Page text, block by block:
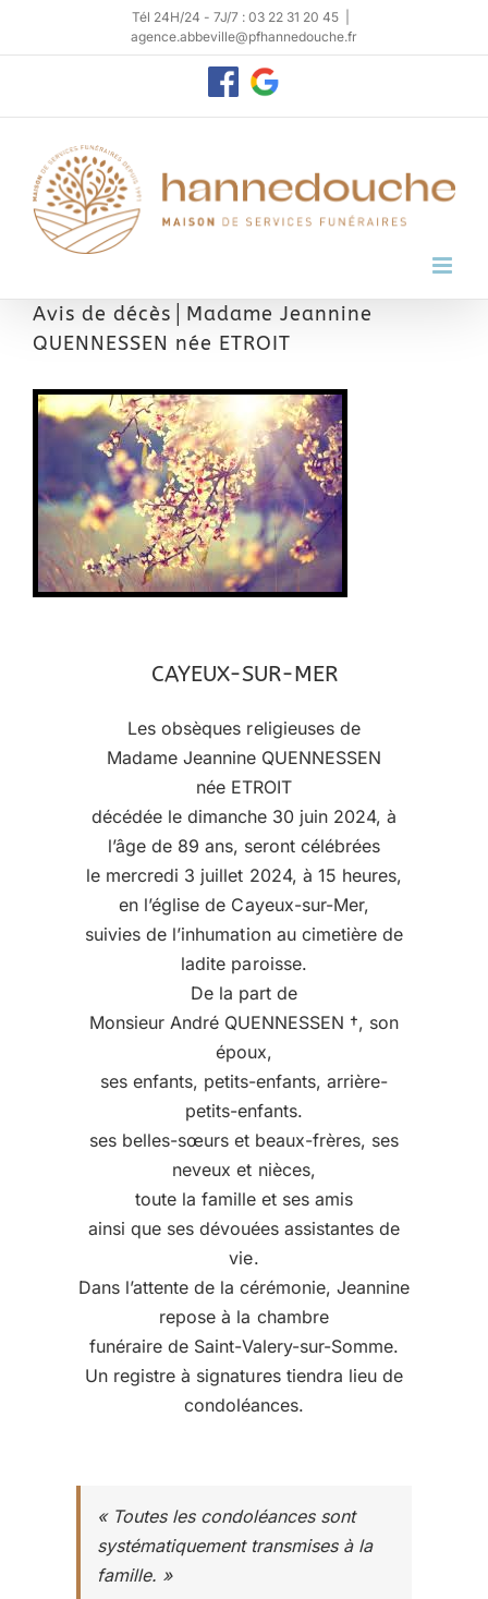
Tél 24H/24 - 7J/7 : 03 22 31 20 45
agence.abbeville@pfhannedouche.fr
PersonnaliserGoogle
My
Avis de décès│Madame Jeannine
QUENNESSEN née ETROIT
CAYEUX-SUR-MER
Les obsèques religieuses de
Madame Jeannine QUENNESSEN
née ETROIT
décédée le dimanche 30 juin 2024, à
l’âge de 89 ans, seront célébrées
le mercredi 3 juillet 2024, à 15 heures,
en l’église de Cayeux-sur-Mer,
suivies de l’inhumation au cimetière de
ladite paroisse.
De la part de
Monsieur André QUENNESSEN †, son
époux,
ses enfants, petits-enfants, arrière-
petits-enfants.
ses belles-sœurs et beaux-frères, ses
neveux et nièces,
toute la famille et ses amis
ainsi que ses dévouées assistantes de
vie.
Dans l’attente de la cérémonie, Jeannine
repose à la chambre
funéraire de Saint-Valery-sur-Somme.
Un registre à signatures tiendra lieu de
condoléances.
« Toutes les condoléances sont
systématiquement transmises à la
famille. »